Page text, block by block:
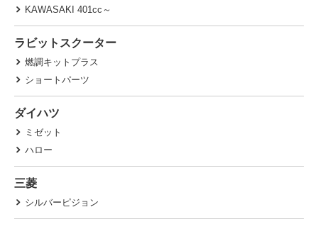
KAWASAKI 401cc～
ラビットスクーター
燃調キットプラス
ショートパーツ
ダイハツ
ミゼット
ハロー
三菱
シルバーピジョン